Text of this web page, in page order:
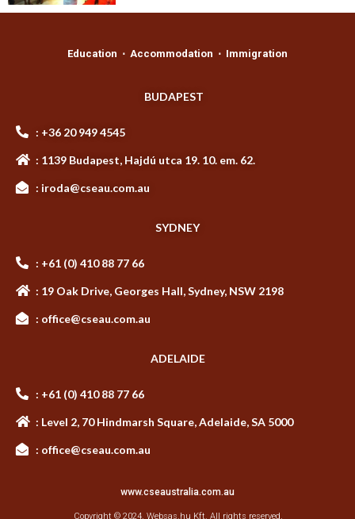
Education ⋅ Accommodation ⋅ Immigration
BUDAPEST
: +36 20 949 4545
: 1139 Budapest, Hajdú utca 19. 10. em. 62.
: iroda@cseau.com.au
SYDNEY
: +61 (0) 410 88 77 66
: 19 Oak Drive, Georges Hall, Sydney, NSW 2198
: office@cseau.com.au
ADELAIDE
: +61 (0) 410 88 77 66
: Level 2, 70 Hindmarsh Square, Adelaide, SA 5000
: office@cseau.com.au
www.cseaustralia.com.au
Copyright © 2024.Websas.hu Kft. All rights reserved.